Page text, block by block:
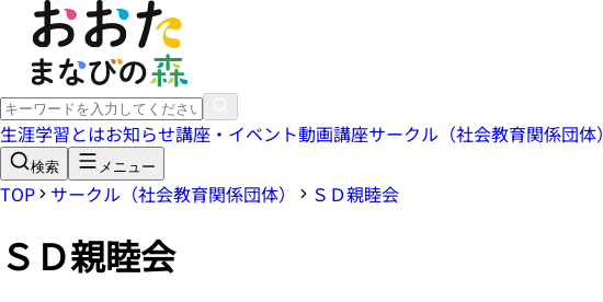
生涯学習とはお知らせ講座・イベント動画講座サークル（社会教育関係団体）
検索 メニュー
TOP サークル（社会教育関係団体） ＳＤ親睦会
ＳＤ親睦会